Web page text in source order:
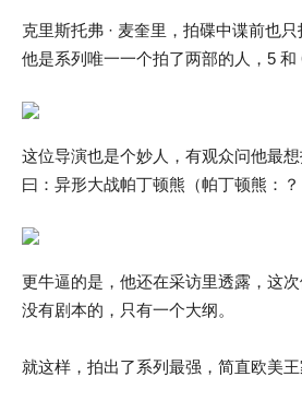
克里斯托弗 · 麦奎里，拍碟中谍前也只
他是系列唯一一个拍了两部的人，5 和
这位导演也是个妙人，有观众问他最
曰：异形大战帕丁顿熊（帕丁顿熊：？
更牛逼的是，他还在采访里透露，这
没有剧本的，只有一个大纲。
就这样，拍出了系列最强，简直欧美王